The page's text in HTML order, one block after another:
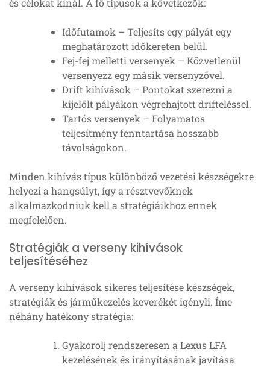
és célokat kínál. A fő típusok a következők:
Időfutamok – Teljesíts egy pályát egy
meghatározott időkereten belül.
Fej-fej melletti versenyek – Közvetlenül
versenyezz egy másik versenyzővel.
Drift kihívások – Pontokat szerezni a
kijelölt pályákon végrehajtott drifteléssel.
Tartós versenyek – Folyamatos
teljesítmény fenntartása hosszabb
távolságokon.
Minden kihívás típus különböző vezetési készségekre
helyezi a hangsúlyt, így a résztvevőknek
alkalmazkodniuk kell a stratégiáikhoz ennek
megfelelően.
Stratégiák a verseny kihívások
teljesítéséhez
A verseny kihívások sikeres teljesítése készségek,
stratégiák és járműkezelés keverékét igényli. Íme
néhány hatékony stratégia:
Gyakorolj rendszeresen a Lexus LFA
kezelésének és irányításának javítása